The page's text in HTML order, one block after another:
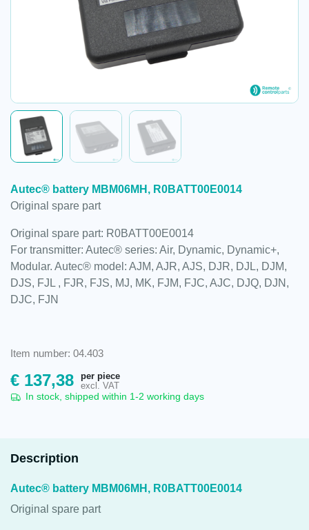
Autec® battery MBM06MH, R0BATT00E0014
Original spare part
Original spare part: R0BATT00E0014
For transmitter: Autec® series: Air, Dynamic, Dynamic+,
Modular. Autec® model: AJM, AJR, AJS, DJR, DJL, DJM,
DJS, FJL , FJR, FJS, MJ, MK, FJM, FJC, AJC, DJQ, DJN,
DJC, FJN
Item number: 04.403
€ 137,38
per piece
excl. VAT
In stock, shipped within 1-2 working days
Description
Autec® battery MBM06MH, R0BATT00E0014
Original spare part